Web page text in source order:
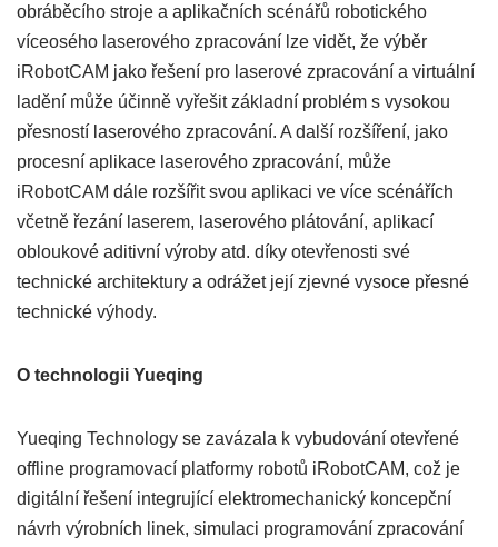
obráběcího stroje a aplikačních scénářů robotického
víceosého laserového zpracování lze vidět, že výběr
iRobotCAM jako řešení pro laserové zpracování a virtuální
ladění může účinně vyřešit základní problém s vysokou
přesností laserového zpracování. A další rozšíření, jako
procesní aplikace laserového zpracování, může
iRobotCAM dále rozšířit svou aplikaci ve více scénářích
včetně řezání laserem, laserového plátování, aplikací
obloukové aditivní výroby atd. díky otevřenosti své
technické architektury a odrážet její zjevné vysoce přesné
technické výhody.
O technologii Yueqing
Yueqing Technology se zavázala k vybudování otevřené
offline programovací platformy robotů iRobotCAM, což je
digitální řešení integrující elektromechanický koncepční
návrh výrobních linek, simulaci programování zpracování